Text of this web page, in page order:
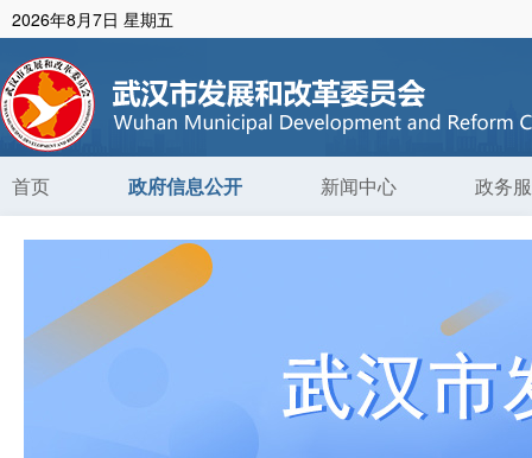
2026年8月7日 星期五
首页 政府信息公开 新闻中心 政务